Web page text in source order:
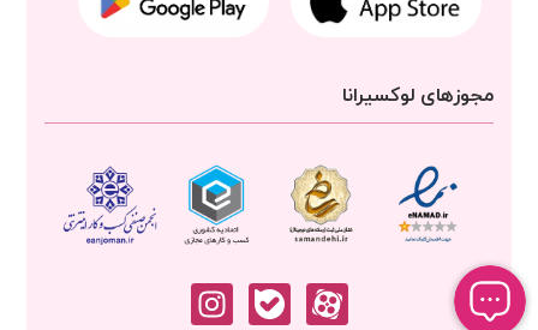
مجوزهای لوکسیرانا